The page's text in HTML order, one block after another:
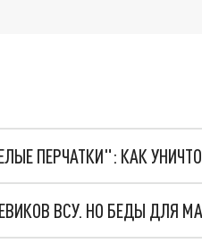
ПЕРЧАТКИ": КАК
ВСУ. НО БЕДЫ ДЛЯ